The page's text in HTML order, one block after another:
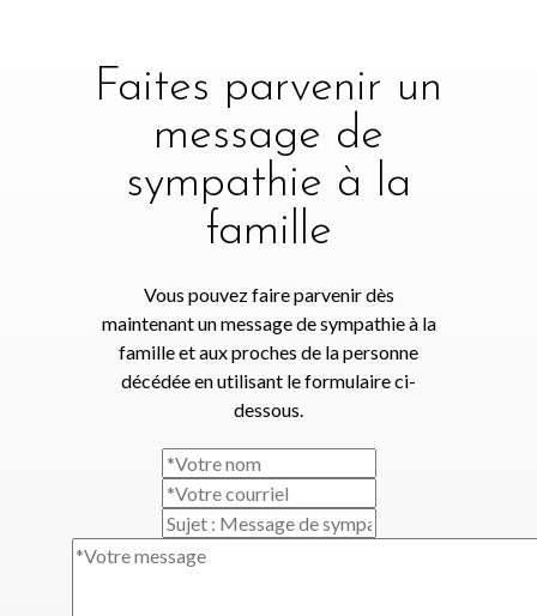
Faites parvenir un
message de
sympathie à la
famille
Vous pouvez faire parvenir dès
maintenant un message de sympathie à la
famille et aux proches de la personne
décédée en utilisant le formulaire ci-
dessous.